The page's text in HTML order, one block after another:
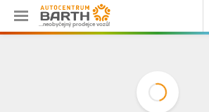
…neobyčejný prodejce vozů!